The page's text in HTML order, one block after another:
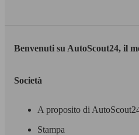
Benvenuti su AutoScout24, il
Società
A proposito di
Stampa